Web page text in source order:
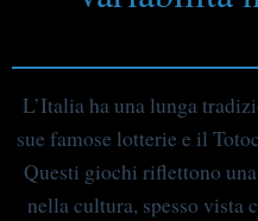
L’Italia ha una lunga
sue famose lotterie e il
Questi giochi riflettono
nella cultura, spesso vista